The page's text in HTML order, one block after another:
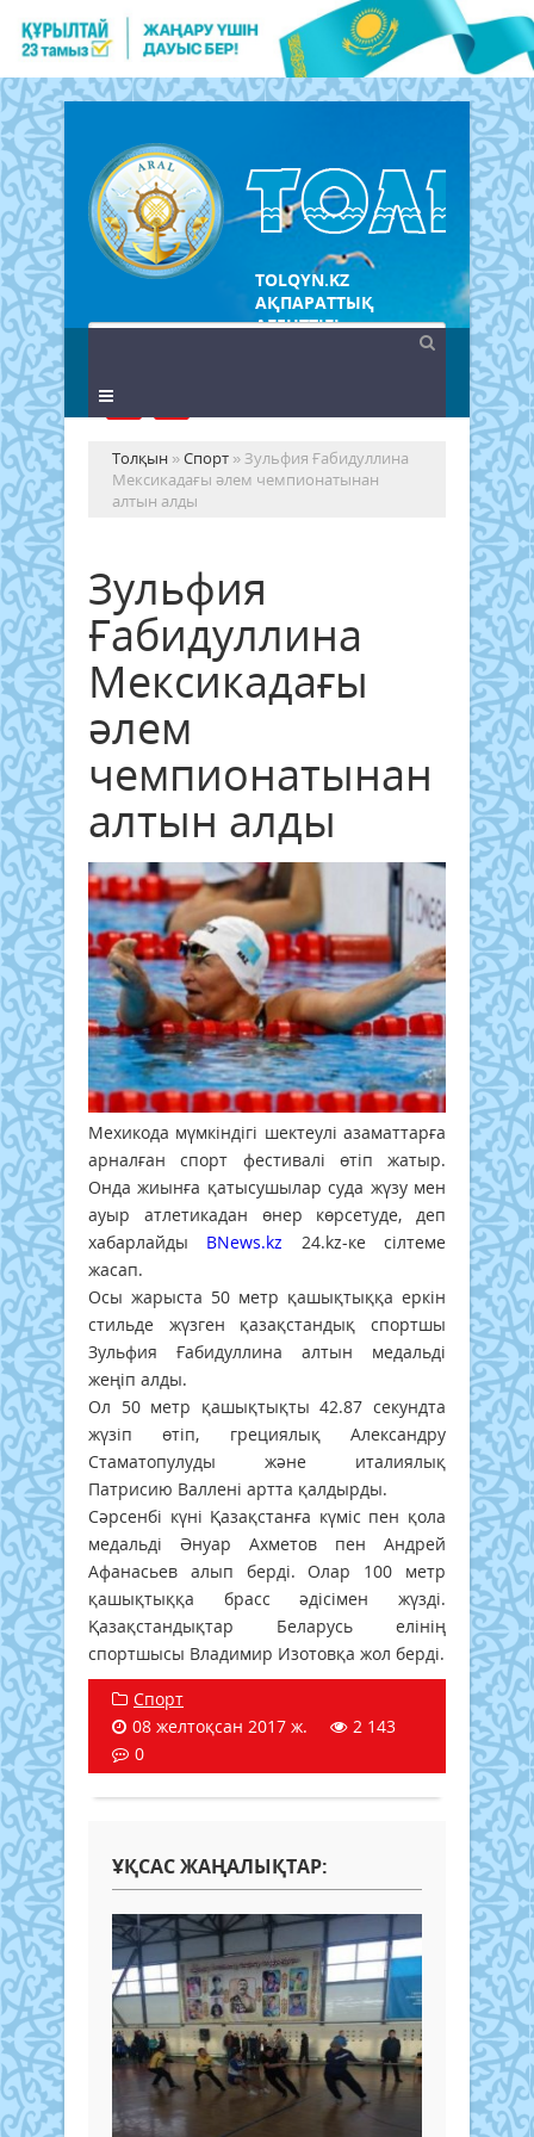
TOLQYN.KZ
АҚПАРАТТЫҚ
АГЕНТТІГІ
Толқын »Спорт » Зульфия Ғабидуллина
Мексикадағы әлем чемпионатынан
алтын алды
Зульфия
Ғабидуллина
Мексикадағы
әлем
чемпионатынан
алтын алды
Мехикода мүмкіндігі шектеулі азаматтарға
арналған спорт фестивалі өтіп жатыр.
Онда жиынға қатысушылар суда жүзу мен
ауыр атлетикадан өнер көрсетуде, деп
хабарлайды BNews.kz 24.kz-ке сілтеме
жасап.
Осы жарыста 50 метр қашықтыққа еркін
стильде жүзген қазақстандық спортшы
Зульфия Ғабидуллина алтын медальді
жеңіп алды.
Ол 50 метр қашықтықты 42.87 секундта
жүзіп өтіп, грециялық Александру
Стаматопулуды және италиялық
Патрисию Валлені артта қалдырды.
Сәрсенбі күні Қазақстанға күміс пен қола
медальді Әнуар Ахметов пен Андрей
Афанасьев алып берді. Олар 100 метр
қашықтыққа брасс әдісімен жүзді.
Қазақстандықтар Беларусь елінің
спортшысы Владимир Изотовқа жол берді.
Спорт
08 желтоқсан 2017 ж.
2 143
0
ҰҚСАС ЖАҢАЛЫҚТАР: